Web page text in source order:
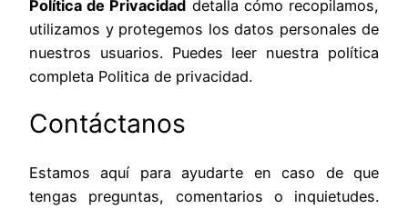
Política de Privacidad detalla cómo recopilamos,
utilizamos y protegemos los datos personales de
nuestros usuarios. Puedes leer nuestra política
completa Politica de privacidad.
Contáctanos
Estamos aquí para ayudarte en caso de que
tengas preguntas, comentarios o inquietudes.